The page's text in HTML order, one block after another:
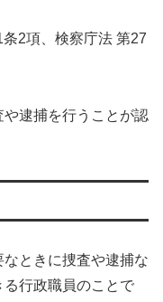
2項、検察庁法 第27
逮捕を行うことが認
ときに捜査や逮捕な
行政職員のことで